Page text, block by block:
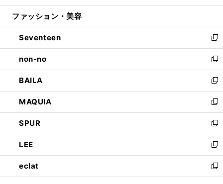
開
ウ
開
く
ン
ウ
で
開
く
ウ
ン
ド
ウ
で
開
く
ファッション・美容
Seventeen
新
し
い
ウ
ィ
ン
ド
ウ
で
開
く
non-no
新
し
い
ウ
ィ
ン
ド
ウ
で
開
く
BAILA
新
し
い
ウ
ィ
ン
ド
ウ
で
開
MAQUIA
新
し
い
ウ
ィ
ン
ド
ウ
SPUR
新
し
い
ウ
ィ
ン
LEE
新
し
い
ウ
eclat
新
し